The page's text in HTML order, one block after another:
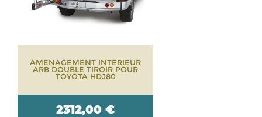
AMENAGEMENT INTERIEUR
ARB DOUBLE TIROIR POUR
TOYOTA HDJ80
2312,00 €